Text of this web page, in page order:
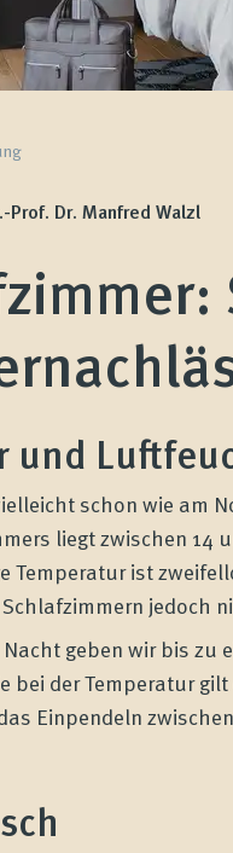
Prof. Dr. Manfred Walzl
und
schon wie am
liegt zwischen 14
Temperatur ist
jedoch
geben wir bis
bei der Temperatur
Einpendeln